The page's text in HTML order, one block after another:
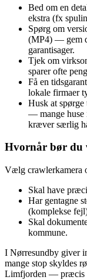
Bed om en
ekstra (fx
Spørg om
(MP4) — gem
garantisager.
Tjek om
sparer ofte
Få en
lokale firmaer
Husk at
— mange huse
kræver særlig
Hvornår bør du
Vælg crawlerkamera
Skal have
Har gentagne
(komplekse
Skal
kommune.
I Nørresundby giver
mange stop skyldes
Limfjorden — præcis